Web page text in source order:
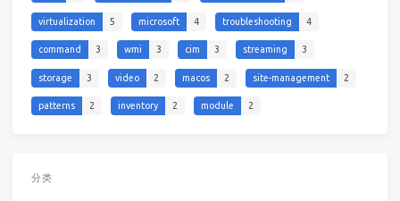
virtualization 5 microsoft 4 troubleshooting 4
command 3 wmi 3 cim 3 streaming 3
storage 3 video 2 macos 2 site-management 2
patterns 2 inventory 2 module 2
分类